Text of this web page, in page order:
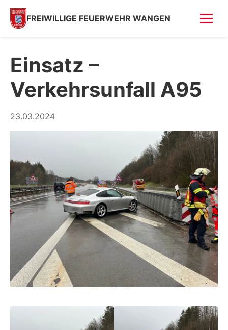
FREIWILLIGE FEUERWEHR WANGEN
Fahrzeugsegnung 2026
Feuer in Villa (Kempfenhausen)
GESCHICHTE
SPENDEN
Einsatz –
Verkehrsunfall A95
23.03.2024